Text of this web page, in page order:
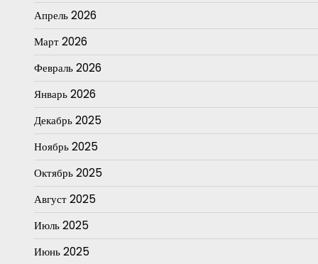
Апрель 2026
Март 2026
Февраль 2026
Январь 2026
Декабрь 2025
Ноябрь 2025
Октябрь 2025
Август 2025
Июль 2025
Июнь 2025